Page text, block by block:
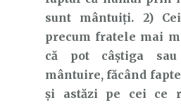
sunt mântuiți. 2)
precum fratele mai
că pot câștiga
mântuire, făcând
și astăzi pe cei ce